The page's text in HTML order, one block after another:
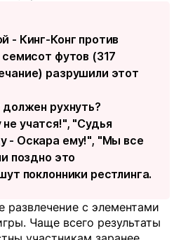
- Кинг-Конг против
футов (317
разрушили этот
должен рухнуть?
учатся!", "Судья
- Оскара ему!", "Мы все
поздно это
поклонники рестлинга.
развлечение с элементами
Чаще всего результаты